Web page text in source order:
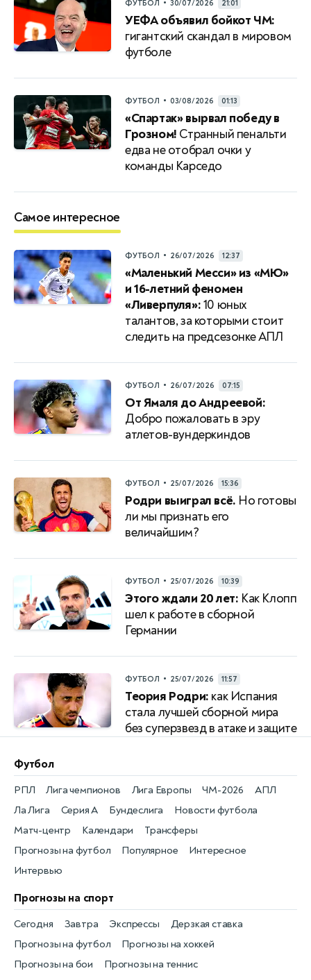
ФУТБОЛ • 30/07/2026 21:01
УЕФА объявил бойкот ЧМ:
гигантский скандал в мировом
футболе
ФУТБОЛ • 03/08/2026 01:13
«Спартак» вырвал победу в
Грозном! Странный пенальти
едва не отобрал очки у
команды Карседо
Самое интересное
ФУТБОЛ • 26/07/2026 12:37
«Маленький Месси» из «МЮ»
и 16-летний феномен
«Ливерпуля»:10 юных
талантов, за которыми стоит
следить на предсезонке АПЛ
ФУТБОЛ • 26/07/2026 07:15
От Ямаля до Андреевой:
Добро пожаловать в эру
атлетов-вундеркиндов
ФУТБОЛ • 25/07/2026 15:36
Родри выиграл всё. Но готовы
ли мы признать его
величайшим?
ФУТБОЛ • 25/07/2026 10:39
Этого ждали 20 лет: Как Клопп
шел к работе в сборной
Германии
ФУТБОЛ • 25/07/2026 11:57
Теория Родри: как Испания
стала лучшей сборной мира
без суперзвезд в атаке и защите
Футбол
Новости футбола
РПЛ
Матч-центр
Лига чемпионов
Календари
Лига Европы
Трансферы
ЧМ-2026
Прогнозы на футбол
АПЛ
Популярное
Ла Лига
Интересное
Серия А
Интервью
Бундеслига
Прогнозы на спорт
Прогнозы на футбол
Сегодня
Прогнозы на хоккей
Завтра
Прогнозы на бои
Экспрессы
Прогнозы на теннис
Дерзкая ставка